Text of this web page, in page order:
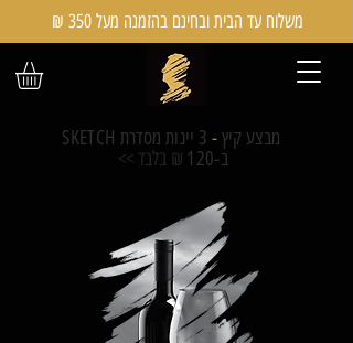
משלוח עד הבית ובחינם בהזמנה מעל 350 ₪
מבצע קיץ- 3 יינות מסדרת SKETCH
ב-120 ₪ בלבד >>